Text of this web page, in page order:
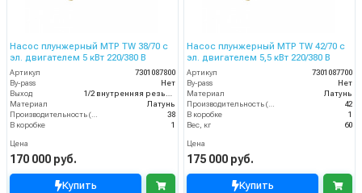
Насос плунжерный MTP TW 38/70 с
эл. двигателем 5 кВт 220/380 В
Артикул
7301087800
By-pass
Нет
Выход
Материал
Латунь
38
В коробке
1
Цена
170 000 руб.
Купить
Насос плунжерный MTP TW 42/70 с
эл. двигателем 5,5 кВт 220/380 В
Артикул
7301087700
By-pass
Нет
Материал
Латунь
42
В коробке
1
Вес, кг
60
Цена
175 000 руб.
Купить